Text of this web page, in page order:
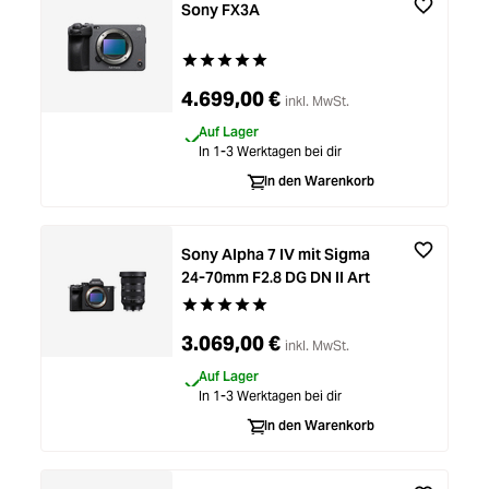
Loading...
Licht & Studio
Bildbearbeitung
Second Hand
Loading...
SALE
Durchschnittliche Bewertung von 5 von 5
Sony FX3A
4.699,00 € inkl. MwSt.
Auf Lager
In 1-3 Werktagen bei dir
In den Warenkorb
Durchschnittliche Bewertung von 5 von 5
Sony Alpha 7 IV mit Sigma
24-70mm F2.8 DG DN II Art
3.069,00 € inkl. MwSt.
Auf Lager
In 1-3 Werktagen bei dir
In den Warenkorb